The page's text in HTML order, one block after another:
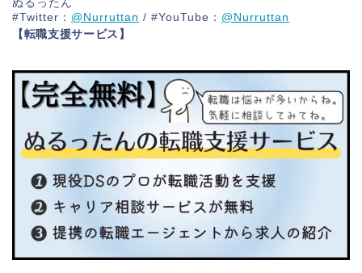
ぬるったん
#Twitter： @Nurruttan / #YouTube： @Nurruttan
【転職支援サービス】